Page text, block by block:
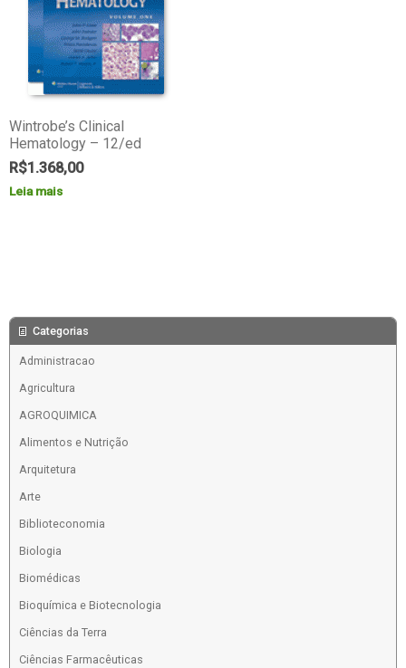
Wintrobe’s Clinical
Hematology – 12/ed
R$1.368,00
Leia mais
Categorias
Administracao
Agricultura
AGROQUIMICA
Alimentos e Nutrição
Arquitetura
Arte
Biblioteconomia
Biologia
Biomédicas
Bioquímica e Biotecnologia
Ciências da Terra
Ciências Farmacêuticas